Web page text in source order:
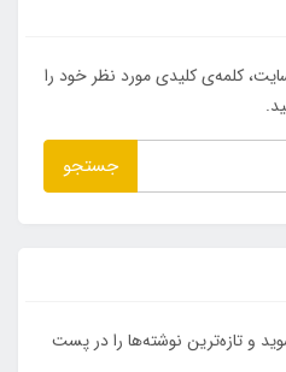
کلمه‌ی کلیدی مورد نظر خود را
جستجو
و تازه‌ترین نوشته‌ها را در پست